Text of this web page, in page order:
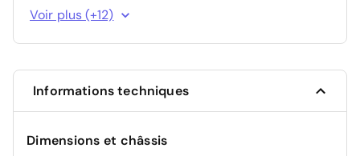
Alerte distance de sécurité
Antibrouillards AV
Ceintures AV réglables en hauteur
Voir plus (+12)
Informations techniques
Dimensions et châssis